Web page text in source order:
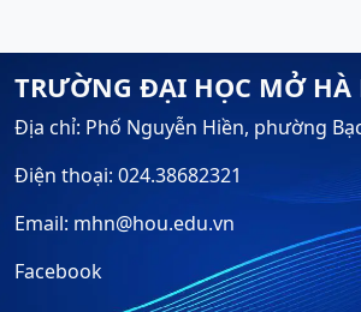
TRƯỜNG ĐẠI HỌC MỞ HÀ
Địa chỉ: Phố Nguyễn Hiền, phường
Điện thoại: 024.38682321
Email: mhn@hou.edu.vn
Facebook